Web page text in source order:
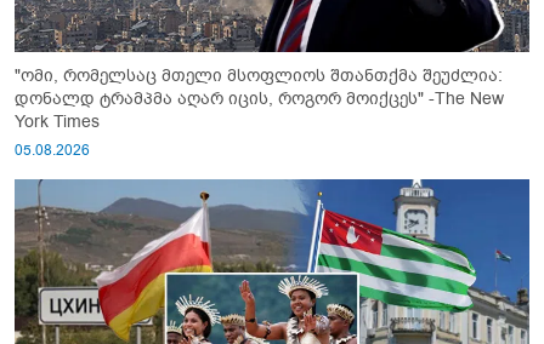
"ომი, რომელსაც მთელი მსოფლიოს შთანთქმა შეუძლია:
დონალდ ტრამპმა აღარ იცის, როგორ მოიქცეს" -The New
York Times
05.08.2026